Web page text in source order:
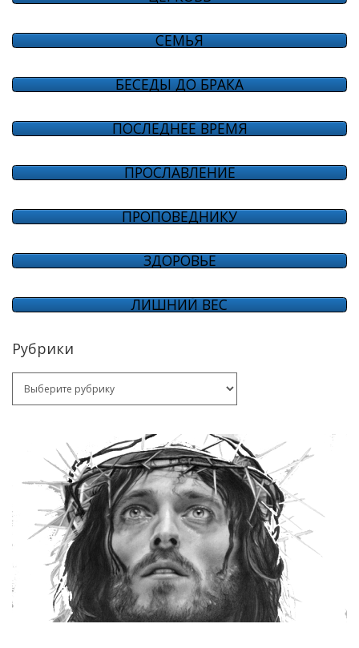
СЕМЬЯ
БЕСЕДЫ ДО БРАКА
ПОСЛЕДНЕЕ ВРЕМЯ
ПРОСЛАВЛЕНИЕ
ПРОПОВЕДНИКУ
ЗДОРОВЬЕ
ЛИШНИЙ ВЕС
Рубрики